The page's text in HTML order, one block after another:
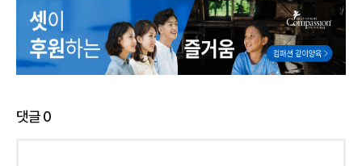
댓글0